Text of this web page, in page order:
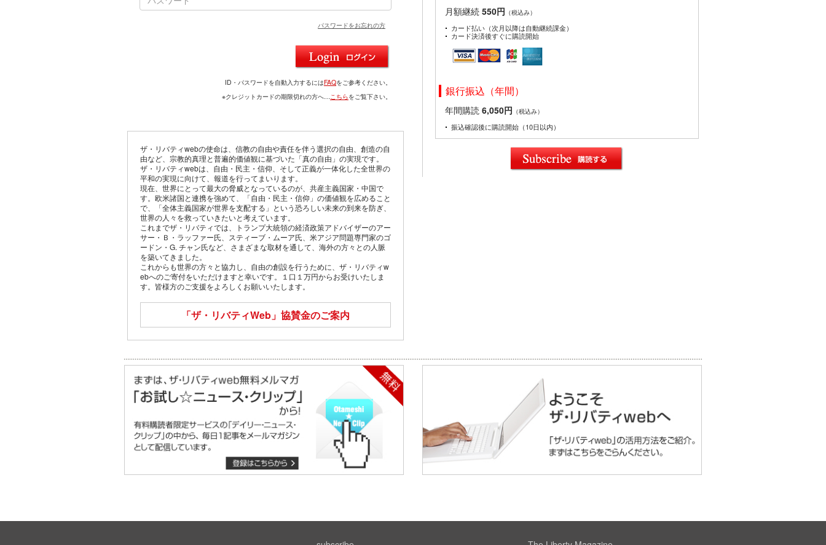
パスワードをお忘れの方
ID・パスワードを自動入力するにはFAQをご参考ください。
※クレジットカードの期限切れの方へ…こちらをご覧下さい。
ザ・リバティwebの使命は、信教の自由や責任を伴う選択の自由、創造の自
由など、宗教的真理と普遍的価値観に基づいた「真の自由」の実現です。
ザ・リバティwebは、自由・民主・信仰、そして正義が一体化した全世界の
平和の実現に向けて、報道を行ってまいります。
現在、世界にとって最大の脅威となっているのが、共産主義国家・中国で
す。欧米諸国と連携を強めて、「自由・民主・信仰」の価値観を広めること
で、「全体主義国家が世界を支配する」という恐ろしい未来の到来を防ぎ、
世界の人々を救っていきたいと考えています。
これまでザ・リバティでは、トランプ大統領の経済政策アドバイザーのアー
サー・Ｂ・ラッファー氏、スティーブ・ムーア氏、米アジア問題専門家のゴ
ードン・G. チャン氏など、さまざまな取材を通して、海外の方々との人脈
を築いてきました。
これからも世界の方々と協力し、自由の創設を行うために、ザ・リバティw
ebへのご寄付をいただけますと幸いです。１口１万円からお受けいたしま
す。皆様方のご支援をよろしくお願いいたします。
「ザ・リバティWeb」 協賛金のご案内
月額継続 550円 （税込み）
カード払い（次月以降は自動継続課金）
カード決済後すぐに購読開始
銀行振込（年間）
年間購読 6,050円 （税込み）
振込確認後に購読開始（10日以内）